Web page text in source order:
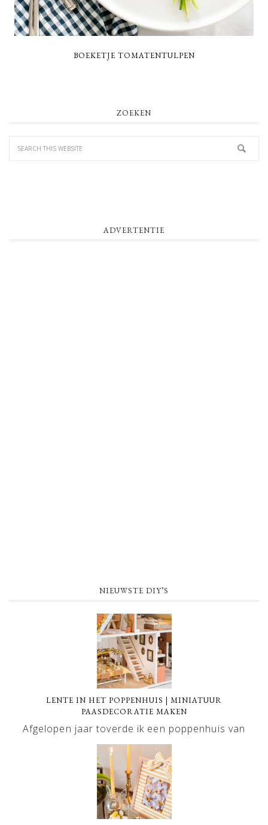
BOEKETJE TOMATENTULPEN
ZOEKEN
ADVERTENTIE
NIEUWSTE DIY’S
LENTE IN HET POPPENHUIS | MINIATUUR
PAASDECORATIE MAKEN
Afgelopen jaar toverde ik een poppenhuis van